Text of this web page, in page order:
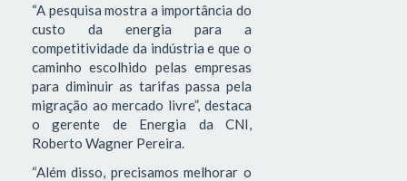
“A pesquisa mostra a importância do
custo da energia para a
competitividade da indústria e que o
caminho escolhido pelas empresas
para diminuir as tarifas passa pela
migração ao mercado livre”, destaca
o gerente de Energia da CNI,
Roberto Wagner Pereira.
“Além disso, precisamos melhorar o